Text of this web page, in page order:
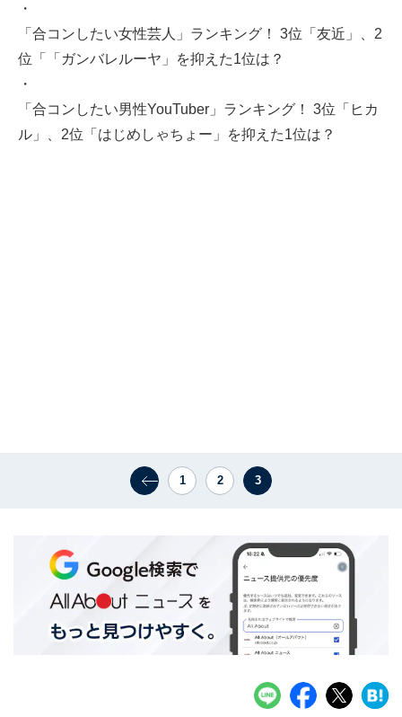
・
「合コンしたい女性芸人」ランキング！ 3位「友近」、2
位「「ガンバレルーヤ」を抑えた1位は？
・
「合コンしたい男性YouTuber」ランキング！ 3位「ヒカ
ル」、2位「はじめしゃちょー」を抑えた1位は？
1 2 3